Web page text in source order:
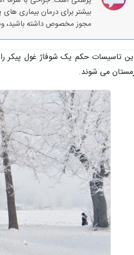
بیشتر برای درمان بیماری
مجوز مخصوص داشته باشید،
تاسیسات حکم یک شوفاژ غول پیکر
می شوند.